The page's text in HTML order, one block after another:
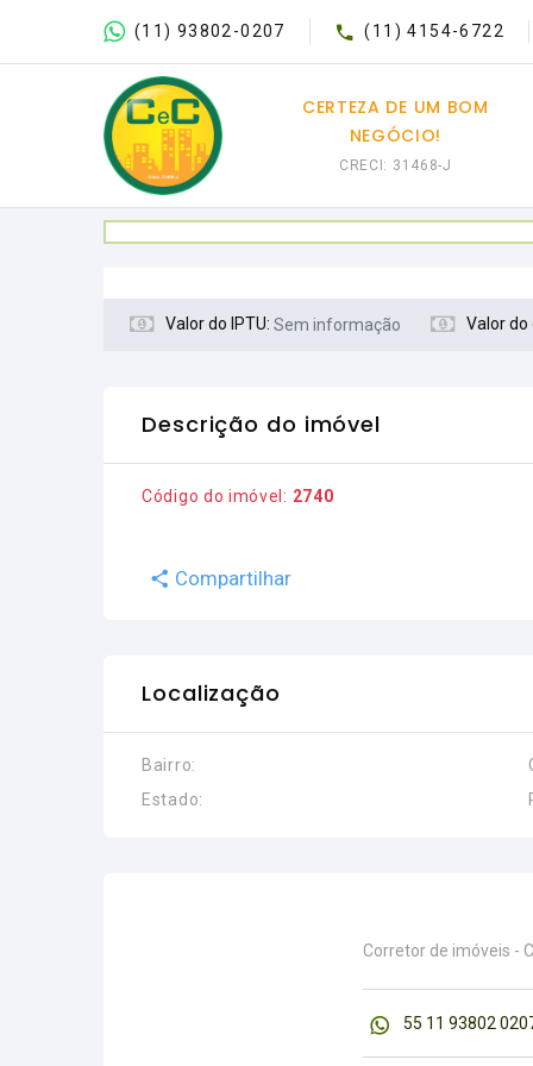
(11) 93802-0207 (11) 4154-6722
CERTEZA DE UM BOM
NEGÓCIO!
CRECI: 31468-J
Valor do IPTU: Sem informação Valor do
Descrição do imóvel
Código do imóvel: 2740
Compartilhar
Localização
Bairro:
Estado:
Corretor de imóveis -
55 11 93802